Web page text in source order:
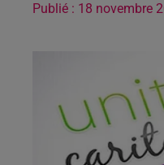
Publié : 18 novembre